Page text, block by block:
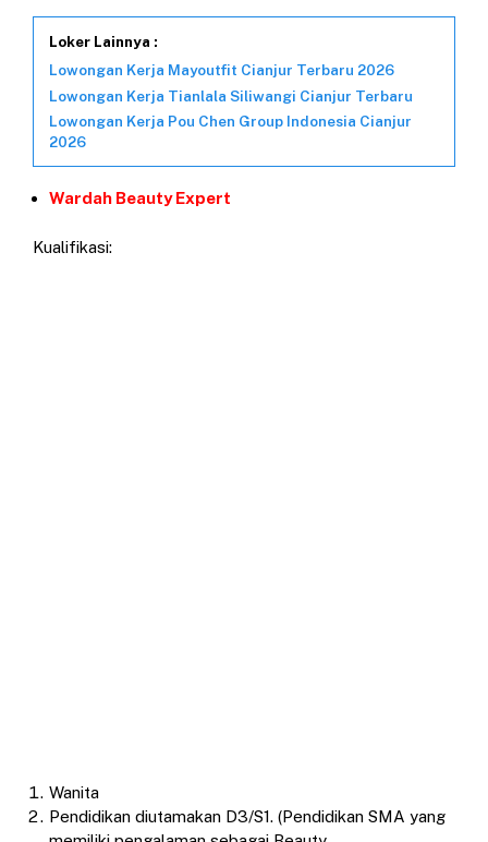
Loker Lainnya :
Lowongan Kerja Mayoutfit Cianjur Terbaru 2026
Lowongan Kerja Tianlala Siliwangi Cianjur Terbaru
Lowongan Kerja Pou Chen Group Indonesia Cianjur
2026
Wardah Beauty Expert
Kualifikasi:
Wanita
Pendidikan diutamakan D3/S1. (Pendidikan SMA yang